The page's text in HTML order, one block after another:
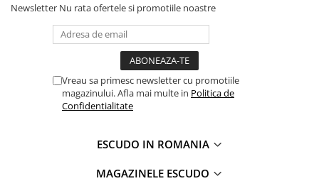
Newsletter Nu rata ofertele si promotiile noastre
Vreau sa primesc newsletter cu promotiile
magazinului. Afla mai multe in Politica de
Confidentialitate
ESCUDO IN ROMANIA
MAGAZINELE ESCUDO